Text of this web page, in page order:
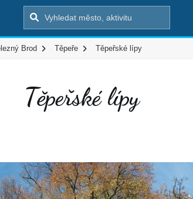
Brod Těpeře Těpeřské lípy
Těpeřské lípy